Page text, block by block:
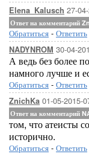
Elena_Kalusch 27-
Ответ на комментарий
Обратиться - Ответить
NADYNROM 30-04-
А ведь без более
намного лучше и
Обратиться - Ответить
ZnichKa 01-05-2015-
Ответ на комментарий
том, что атеисты
исторично.
Обратиться - Ответить